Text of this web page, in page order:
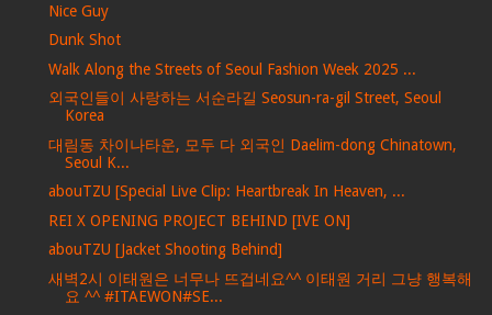
Nice Guy
Dunk Shot
Walk Along the Streets of Seoul Fashion Week 2025 ...
외국인들이 사랑하는 서순라길 Seosun-ra-gil Street, Seoul
Korea
대림동 차이나타운, 모두 다 외국인 Daelim-dong Chinatown,
Seoul K...
abouTZU [Special Live Clip: Heartbreak In Heaven, ...
REI X OPENING PROJECT BEHIND [IVE ON]
abouTZU [Jacket Shooting Behind]
새벽2시 이태원은 너무나 뜨겁네요^^ 이태원 거리 그냥 행복해
요 ^^ #ITAEWON#SE...